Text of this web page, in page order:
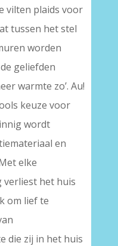
vilten plaids voor
tussen het stel
worden
geliefden
warmte zo’. Au!
keuze voor
wordt
en
elke
verliest het huis
om lief te
die zij in het huis